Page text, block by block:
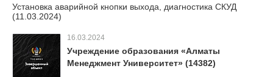
Установка аварийной кнопки выхода, диагностика СКУД
(11.03.2024)
16.03.2024
Учреждение образования «Алматы
Менеджмент Университет» (14382)